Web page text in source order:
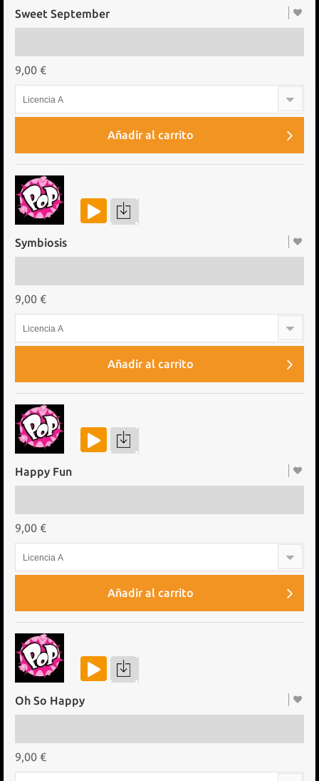
Sweet September
9,00 €
Licencia A
Añadir al carrito
Symbiosis
9,00 €
Licencia A
Añadir al carrito
Happy Fun
9,00 €
Licencia A
Añadir al carrito
Oh So Happy
9,00 €